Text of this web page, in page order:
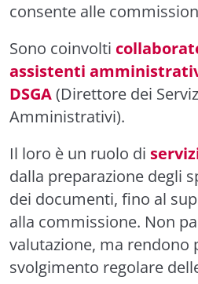
consente alle
Sono coinvolti
assistenti
DSGA(Direttore dei
Amministrativi).
Il loro è un ruolo di
dalla preparazione degli
dei documenti, fino al
alla commissione. Non
valutazione, ma rendono
svolgimento regolare